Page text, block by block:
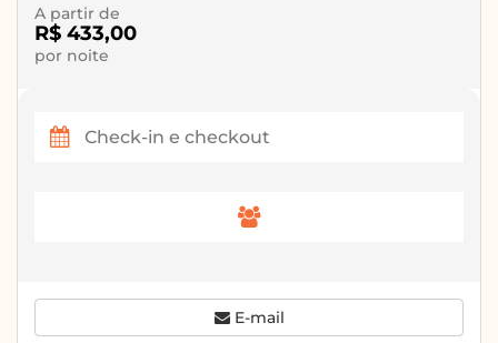
A partir de
R$ 433,00
por noite
E-mail